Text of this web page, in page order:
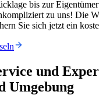
bis zur
zu uns! Die
Sie sich jetzt ein
und
Umgebung